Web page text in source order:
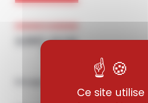
Panneau de gestion des cookies
Ce site utilise